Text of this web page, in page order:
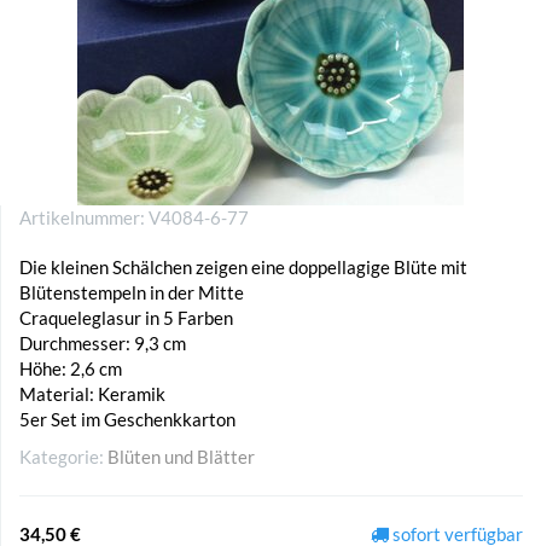
Artikelnummer: V4084-6-77
Die kleinen Schälchen zeigen eine doppellagige Blüte mit
Blütenstempeln in der Mitte
Craqueleglasur in 5 Farben
Durchmesser: 9,3 cm
Höhe: 2,6 cm
Material: Keramik
5er Set im Geschenkkarton
Kategorie: Blüten und Blätter
34,50 €
sofort verfügbar